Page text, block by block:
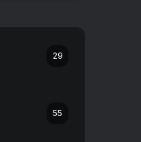
29
55